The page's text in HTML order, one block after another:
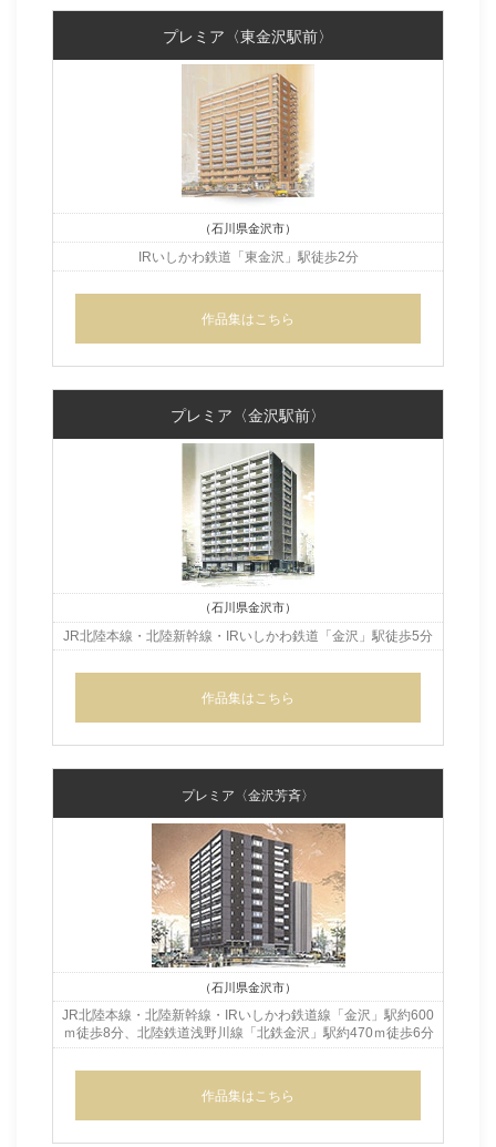
プレミア〈東金沢駅前〉
（石川県金沢市）
IRいしかわ鉄道「東金沢」駅徒歩2分
作品集はこちら
プレミア〈金沢駅前〉
（石川県金沢市）
JR北陸本線・北陸新幹線・ IRいしかわ鉄道「金沢」駅徒歩5分
作品集はこちら
プレミア〈金沢芳斉〉
（石川県金沢市）
JR北陸本線・北陸新幹線・IRいしかわ鉄道線「金沢」駅約600
ｍ徒歩8分、北陸鉄道浅野川線 「北鉄金沢」駅約470ｍ徒歩6分
作品集はこちら